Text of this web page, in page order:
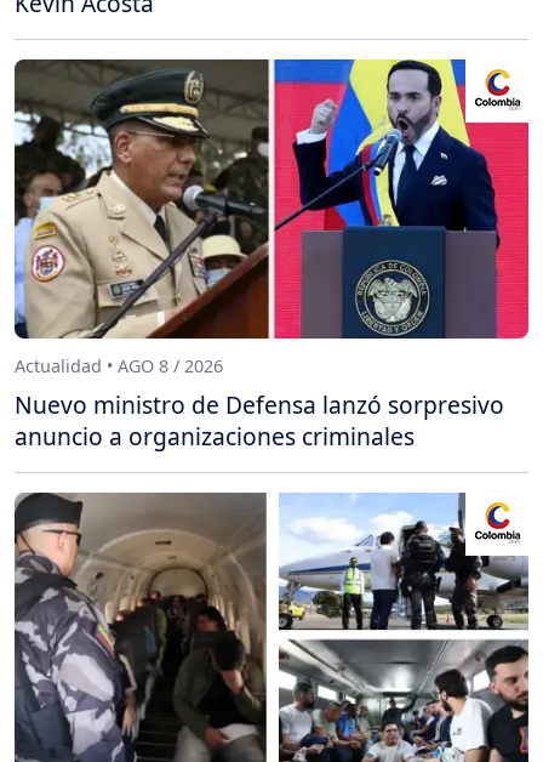
Actualidad • AGO 8 / 2026
Nuevo ministro de Defensa lanzó sorpresivo
anuncio a organizaciones criminales